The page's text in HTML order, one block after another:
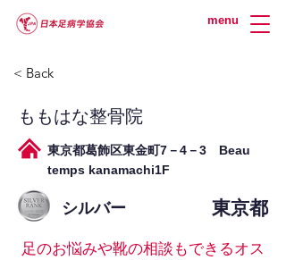
menu
< Back
ももはな整骨院
東京都葛飾区東金町7－4－3 Beau
temps kanamachi1F
シルバー 東京都
足のお悩みや靴の相談もできるオス